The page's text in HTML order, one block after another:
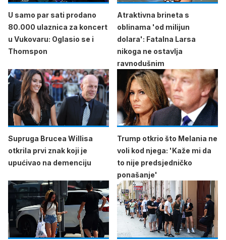
U samo par sati prodano
80.000 ulaznica za koncert
u Vukovaru: Oglasio se i
Thomspon
Atraktivna brineta s
oblinama 'od milijun
dolara': Fatalna Larsa
nikoga ne ostavlja
ravnodušnim
Supruga Brucea Willisa
otkrila prvi znak koji je
upućivao na demenciju
Trump otkrio što Melania ne
voli kod njega: 'Kaže mi da
to nije predsjedničko
ponašanje'